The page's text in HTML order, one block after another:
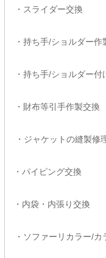
・スライ
・持ち手/シ
・持ち手/ショル
・財布等引
・ジャケット
・パイピン
・内袋・内
・ソファーリカラ